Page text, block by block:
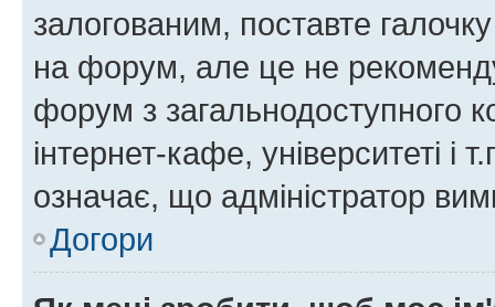
залогованим, поставте
на форум, але це не
форум з загальнодоступного
інтернет-кафе, університеті і
означає, що адміністратор
Догори